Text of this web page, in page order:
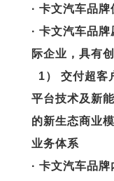
· 卡文汽车品
· 卡文汽车品
际企业，具有
1） 交付超客
平台技术及新
的新生态商业
业务体系
· 卡文汽车品